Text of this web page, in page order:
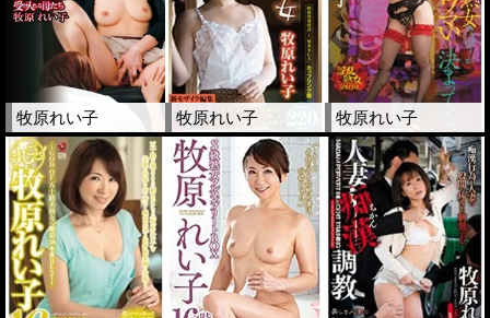
牧原れい子 牧原れい子 牧原れい子